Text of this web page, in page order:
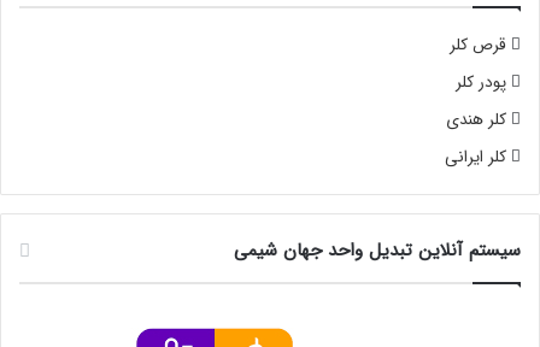
قرص کلر
پودر کلر
کلر هندی
کلر ایرانی
سیستم آنلاین تبدیل واحد جهان شیمی